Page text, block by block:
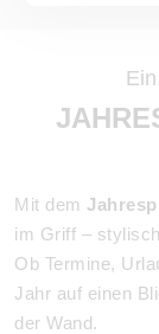
Mit dem
im Griff –
Ob Termine,
Jahr auf einen
der Wand.